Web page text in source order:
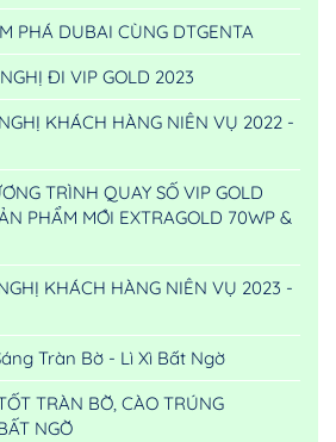
PHÁ DUBAI CÙNG DTGENTA
ĐI VIP GOLD 2023
KHÁCH HÀNG NIÊN VỤ 2022 -
TRÌNH QUAY SỐ VIP GOLD
PHẨM MỚI EXTRAGOLD 70WP &
KHÁCH HÀNG NIÊN VỤ 2023 -
Tràn Bờ - Lì Xì Bất Ngờ
TRÀN BỜ, CÀO TRÚNG
NGỜ